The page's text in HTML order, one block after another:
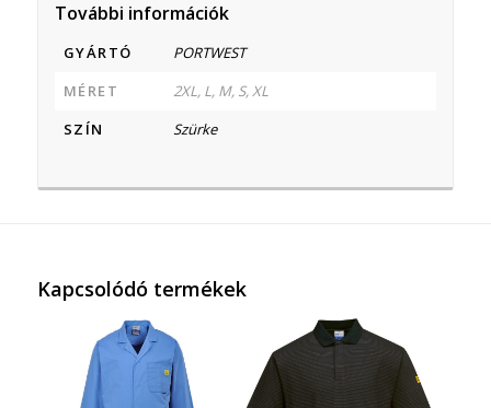
További információk
GYÁRTÓ
PORTWEST
MÉRET
2XL, L, M, S, XL
SZÍN
Szürke
Kapcsolódó termékek